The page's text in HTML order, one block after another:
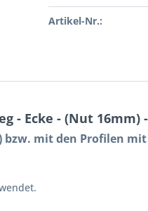
Artikel-Nr.:
- Ecke - (Nut
mit den Profilen